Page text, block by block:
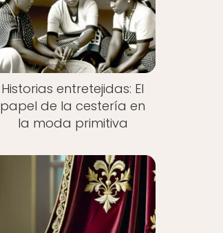
Historias entretejidas: El
papel de la cestería en
la moda primitiva